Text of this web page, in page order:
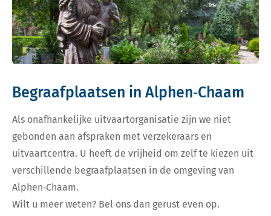
Begraafplaatsen in Alphen‑Chaam
Als onafhankelijke uitvaartorganisatie zijn we niet
gebonden aan afspraken met verzekeraars en
uitvaartcentra. U heeft de vrijheid om zelf te kiezen uit
verschillende begraafplaatsen in de omgeving van
Alphen‑Chaam.
Wilt u meer weten? Bel ons dan gerust even op.